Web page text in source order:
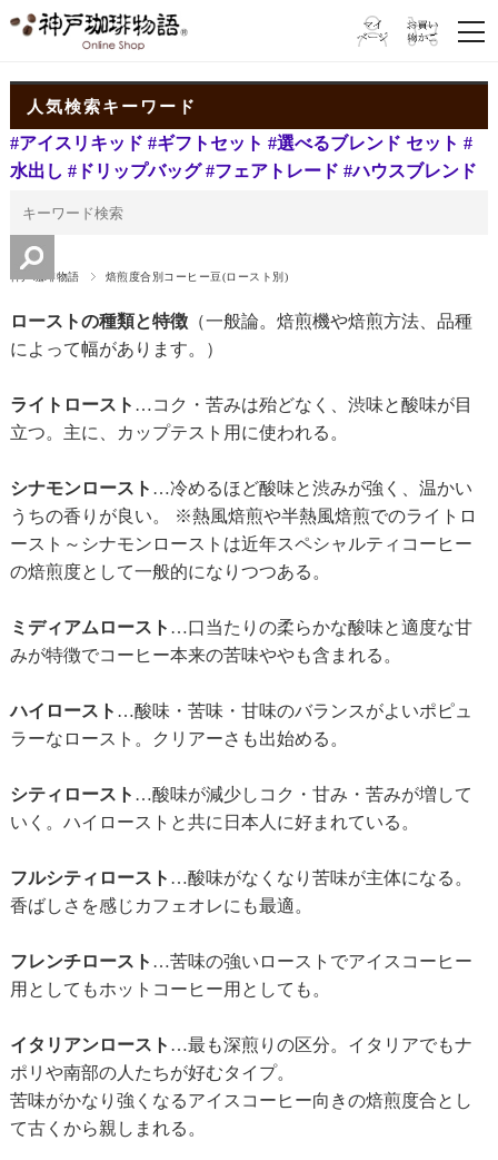
人気検索キーワード
#アイスリキッド #ギフトセット #選べるブレンド セット #
水出し #ドリップバッグ #フェアトレード #ハウスブレンド
神戸珈琲物語 焙煎度合別コーヒー豆(ロースト別)
ローストの種類と特徴（一般論。焙煎機や焙煎方法、品種
によって幅があります。）
ライトロースト …コク・苦みは殆どなく、渋味と酸味が目
立つ。主に、カップテスト用に使われる。
シナモンロースト …冷めるほど酸味と渋みが強く、温かい
うちの香りが良い。 ※熱風焙煎や半熱風焙煎でのライトロ
ースト～シナモンローストは近年スペシャルティコーヒー
の焙煎度として一般的になりつつある。
ミディアムロースト …口当たりの柔らかな酸味と適度な甘
みが特徴でコーヒー本来の苦味ややも含まれる。
ハイロースト …酸味・苦味・甘味のバランスがよいポピュ
ラーなロースト。クリアーさも出始める。
シティロースト …酸味が減少しコク・甘み・苦みが増して
いく。ハイローストと共に日本人に好まれている。
フルシティロースト …酸味がなくなり苦味が主体になる。
香ばしさを感じカフェオレにも最適。
フレンチロースト …苦味の強いローストでアイスコーヒー
用としてもホットコーヒー用としても。
イタリアンロースト …最も深煎りの区分。イタリアでもナ
ポリや南部の人たちが好むタイプ。
苦味がかなり強くなるアイスコーヒー向きの焙煎度合とし
て古くから親しまれる。